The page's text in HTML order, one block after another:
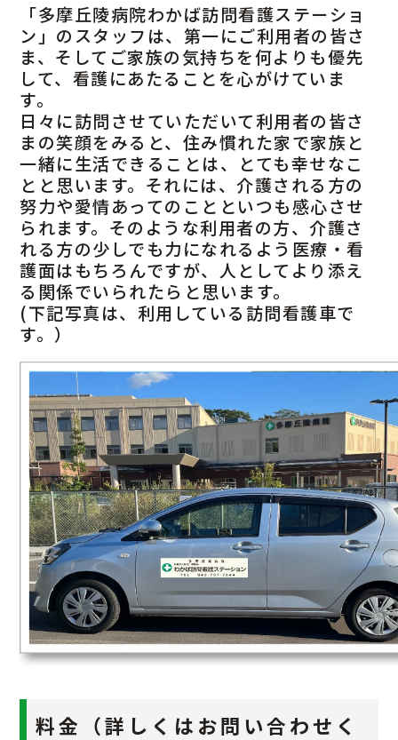
「多摩丘陵病院わかば訪問看護ステーショ
ン」のスタッフは、第一にご利用者の皆さ
ま、そしてご家族の気持ちを何よりも優先
して、看護にあたることを心がけていま
す。
日々に訪問させていただいて利用者の皆さ
まの笑顔をみると、住み慣れた家で家族と
一緒に生活できることは、とても幸せなこ
とと思います。それには、介護される方の
努力や愛情あってのことといつも感心させ
られます。そのような利用者の方、介護さ
れる方の少しでも力になれるよう医療・看
護面はもちろんですが、人としてより添え
る関係でいられたらと思います。
(下記写真は、利用している訪問看護車で
す。）
料金（詳しくはお問い合わせく